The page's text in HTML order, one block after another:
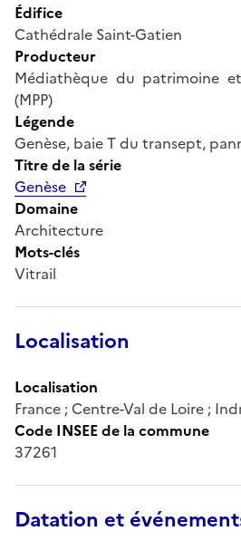
Édifice
Cathédrale Saint-Gatien
Producteur
Médiathèque du patrimoine
(MPP)
Légende
Genèse, baie T du transept,
Titre de la série
Genèse
Domaine
Architecture
Mots-clés
Vitrail
Localisation
Localisation
France ; Centre-Val de Loire ;
Code INSEE de la commune
37261
Datation et